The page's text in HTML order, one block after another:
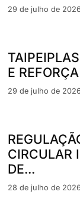
29 de julho de 2026
E
29 de julho de 2026
CIRCULAR
DE...
28 de julho de 2026